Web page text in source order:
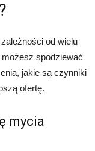
od wielu
spodziewać
jakie są czynniki
ofertę.
mycia